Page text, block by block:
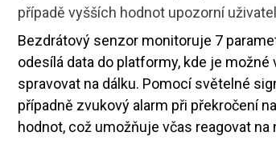
případě vyšších hodnot upozorní
Bezdrátový senzor monitoruje 7
odesílá data do platformy, kde je možné
spravovat na dálku. Pomocí světelné
případně zvukový alarm při překročení
hodnot, což umožňuje včas reagovat